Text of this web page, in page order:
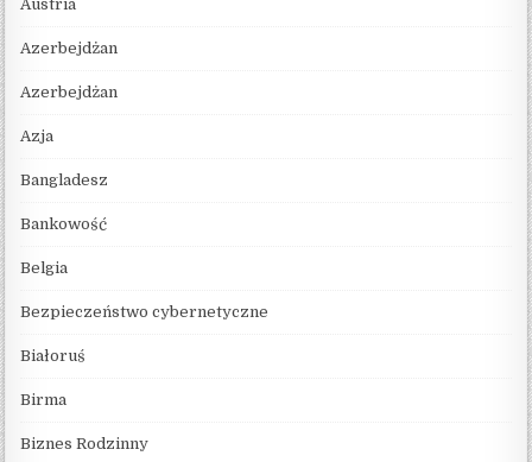
Austria
Azerbejdżan
Azerbejdżan
Azja
Bangladesz
Bankowość
Belgia
Bezpieczeństwo cybernetyczne
Białoruś
Birma
Biznes Rodzinny